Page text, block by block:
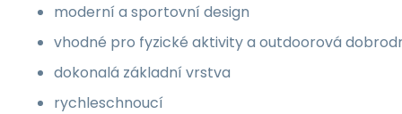
moderní a sportovní design
vhodné pro fyzické aktivity a outdoorová
dokonalá základní vrstva
rychleschnoucí